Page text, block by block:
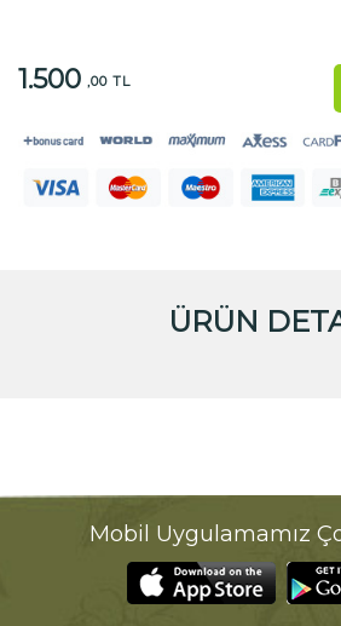
1.500 ,00 TL
ÜRÜN
Mobil Uygulamamız